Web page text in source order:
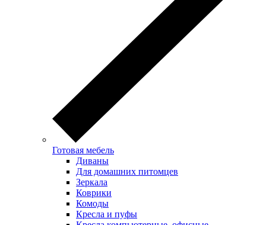
Готовая мебель
Диваны
Для домашних питомцев
Зеркала
Коврики
Комоды
Кресла и пуфы